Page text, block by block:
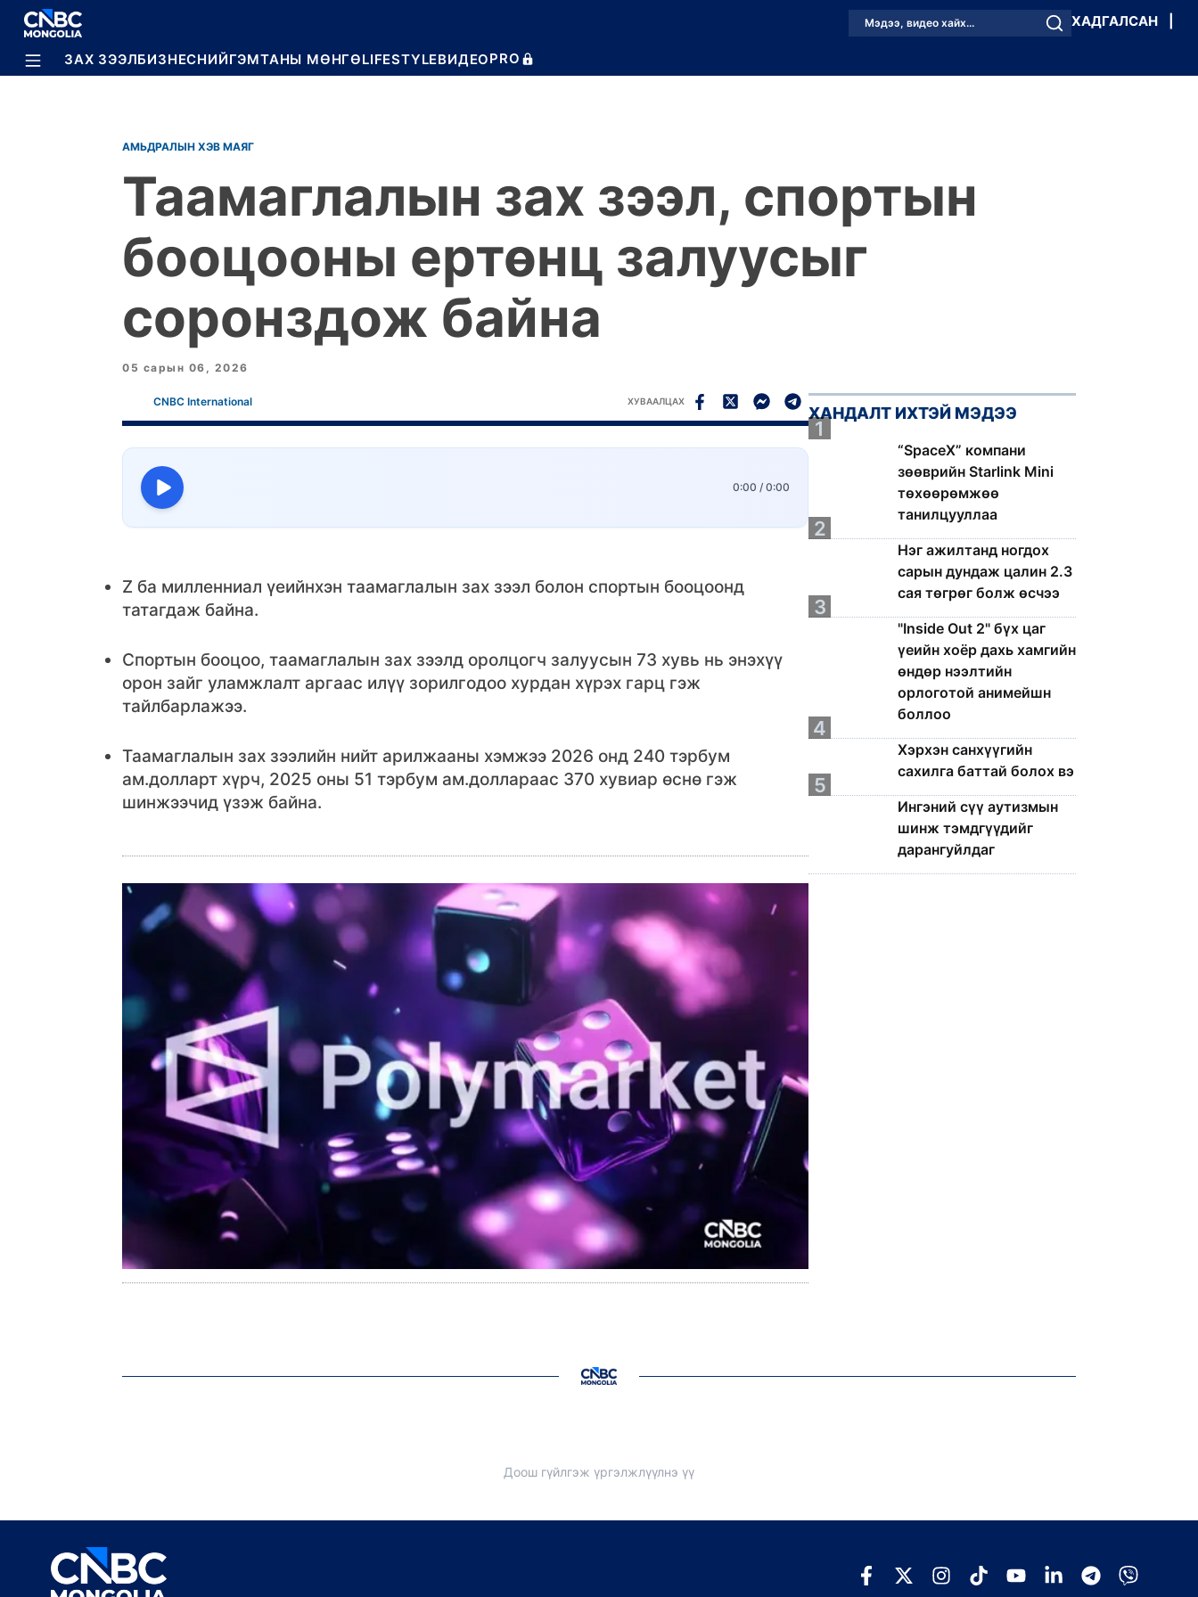
BREAKING
Мэдээ, видео хайх... ХАДГАЛСАН
ЗАХ ЗЭЭЛБИЗНЕСНИЙГЭМТАНЫ МӨНГӨLIFESTYLEВИДЕОPRO
АМЬДРАЛЫН ХЭВ МАЯГ
Таамаглалын зах зээл, спортын
бооцооны ертөнц залуусыг
соронздож байна
05 сарын 06, 2026
CNBC International ХУВААЛЦАХ
0:00 / 0:00
Z ба милленниал үеийнхэн таамаглалын зах зээл болон спортын бооцоонд
татагдаж байна.
Спортын бооцоо, таамаглалын зах зээлд оролцогч залуусын 73 хувь нь энэхүү
орон зайг уламжлалт аргаас илүү зорилгодоо хурдан хүрэх гарц гэж
тайлбарлажээ.
Таамаглалын зах зээлийн нийт арилжааны хэмжээ 2026 онд 240 тэрбум
ам.долларт хүрч, 2025 оны 51 тэрбум ам.доллараас 370 хувиар өснө гэж
шинжээчид үзэж байна.
ХАНДАЛТ ИХТЭЙ МЭДЭЭ
1
“SpaceX” компани
зөөврийн Starlink Mini
төхөөрөмжөө
танилцууллаа
2
Нэг ажилтанд ногдох
сарын дундаж цалин 2.3
сая төгрөг болж өсчээ
3
"Inside Out 2" бүх цаг
үеийн хоёр дахь хамгийн
өндөр нээлтийн
орлоготой анимейшн
боллоо
4
Хэрхэн санхүүгийн
сахилга баттай болох вэ
5
Ингэний сүү аутизмын
шинж тэмдгүүдийг
дарангуйлдаг
Доош гүйлгэж үргэлжлүүлнэ үү